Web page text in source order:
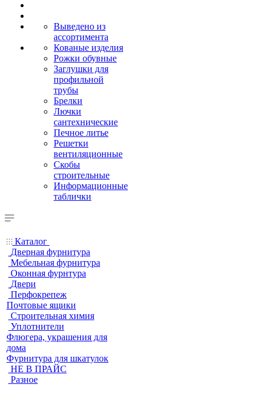
Выведено из
ассортимента
Кованые изделия
Рожки обувные
Заглушки для
профильной
трубы
Брелки
Лючки
сантехнические
Печное литье
Решетки
вентиляционные
Скобы
строительные
Информационные
таблички
Каталог
Дверная фурнитура
Мебельная фурнитура
Оконная фурнтура
Двери
Перфокрепеж
Почтовые ящики
Строительная химия
Уплотнители
Флюгера, украшения для
дома
Фурнитура для шкатулок
НЕ В ПРАЙС
Разное